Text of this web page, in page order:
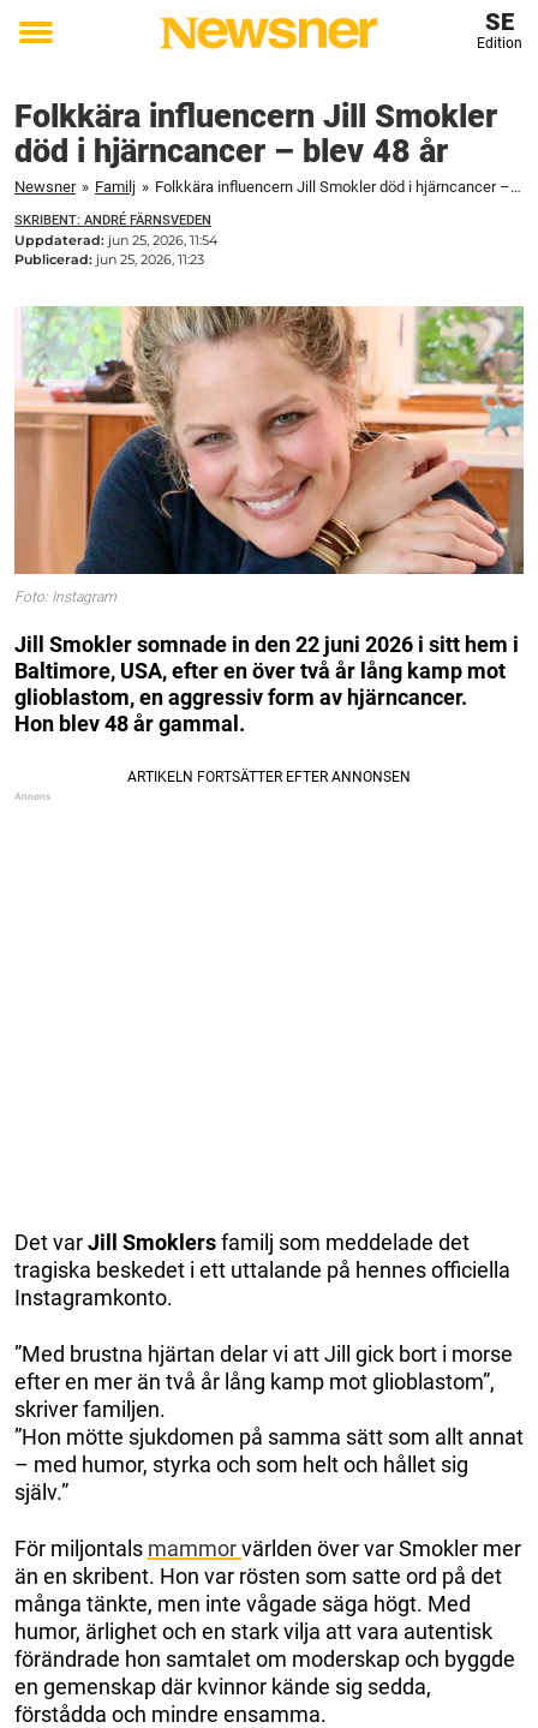
Toggle
SE
Edition
Folkkära influencern Jill Smokler
död i hjärncancer – blev 48 år
Newsner » Familj » Folkkära influencern Jill Smokler död i hjärncancer – blev 48 år
SKRIBENT: ANDRÉ FÄRNSVEDEN
Uppdaterad: jun 25, 2026, 11:54
Publicerad: jun 25, 2026, 11:23
Foto: Instagram
Jill Smokler somnade in den 22 juni 2026 i sitt hem i
Baltimore, USA, efter en över två år lång kamp mot
glioblastom, en aggressiv form av hjärncancer.
Hon blev 48 år gammal.
Det varJill Smoklersfamilj som meddelade det
tragiska beskedet i ett uttalande på hennes officiella
Instagramkonto.
”Med brustna hjärtan delar vi att Jill gick bort i morse
efter en mer än två år lång kamp mot glioblastom”,
skriver familjen.
”Hon mötte sjukdomen på samma sätt som allt annat
– med humor, styrka och som helt och hållet sig
själv.”
För miljontals mammorvärlden över var Smokler mer
än en skribent. Hon var rösten som satte ord på det
många tänkte, men inte vågade säga högt. Med
humor, ärlighet och en stark vilja att vara autentisk
förändrade hon samtalet om moderskap och byggde
en gemenskap där kvinnor kände sig sedda,
förstådda och mindre ensamma.